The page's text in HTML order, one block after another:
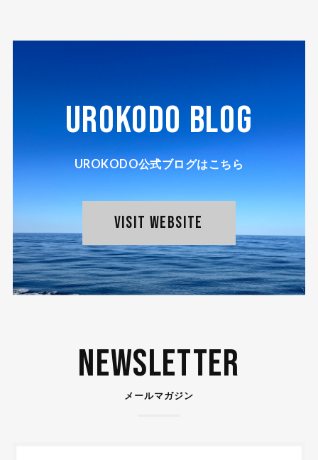
UROKODO BLOG
UROKODO公式ブログはこちら
VISIT WEBSITE
Newsletter
メールマガジン